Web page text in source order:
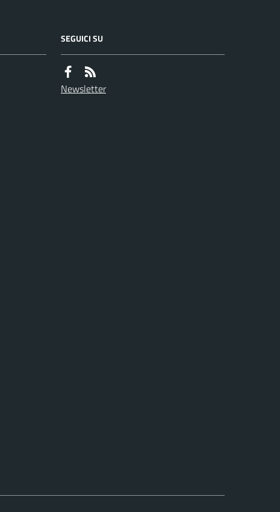
SEGUICI SU
Newsletter